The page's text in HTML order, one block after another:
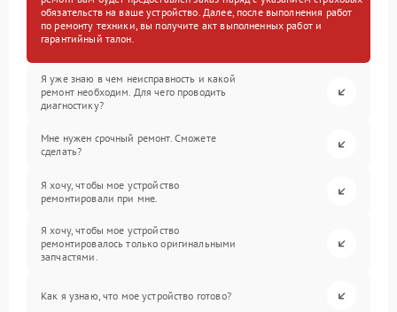
обязательств на ваше устройство. Далее, после выполнения работ
по ремонту техники, вы получите акт выполненных работ и
гарантийный талон.
Я уже знаю в чем неисправность и какой
ремонт необходим. Для чего проводить
диагностику?
Мне нужен срочный ремонт. Сможете
сделать?
Я хочу, чтобы мое устройство
ремонтировали при мне.
Я хочу, чтобы мое устройство
ремонтировалось только оригинальными
запчастями.
Как я узнаю, что мое устройство готово?